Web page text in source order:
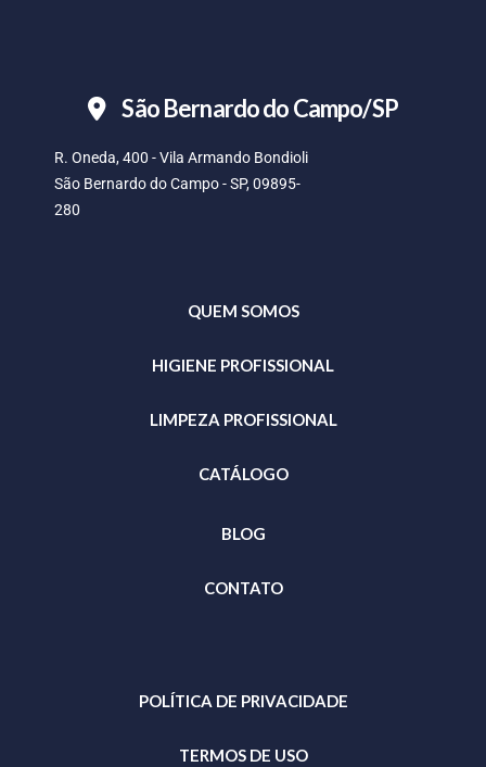
São Bernardo do Campo/SP
R. Oneda, 400 - Vila Armando Bondioli
São Bernardo do Campo - SP, 09895-
280
QUEM SOMOS
HIGIENE PROFISSIONAL
LIMPEZA PROFISSIONAL
CATÁLOGO
BLOG
CONTATO
POLÍTICA DE PRIVACIDADE
TERMOS DE USO